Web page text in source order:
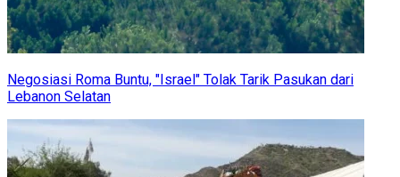
Negosiasi Roma Buntu, "Israel" Tolak Tarik Pasukan dari
Lebanon Selatan